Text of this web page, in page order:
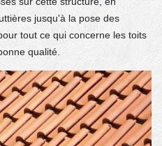
jusqu'à la pose des
tout ce qui concerne les toits
qualité.